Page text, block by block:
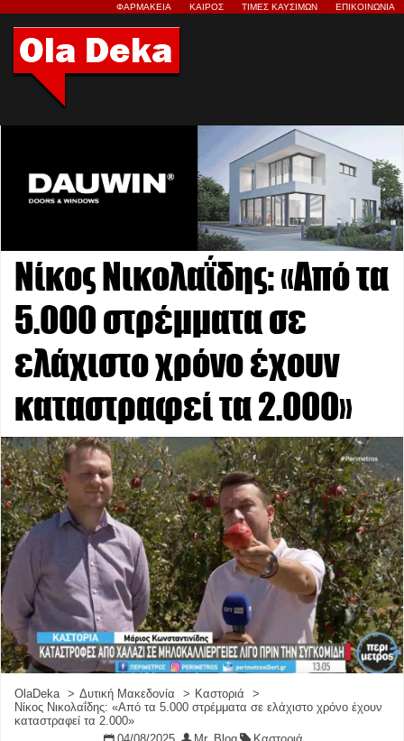
ΦΑΡΜΑΚΕΙΑ ΚΑΙΡΟΣ ΤΙΜΕΣ ΚΑΥΣΙΜΩΝ ΕΠΙΚΟΙΝΩΝΙΑ
Νίκος Νικολαΐδης: «Από τα
5.000 στρέμματα σε
ελάχιστο χρόνο έχουν
καταστραφεί τα 2.000»
OlaDeka Δυτική Μακεδονία
Καστοριά
Νίκος Νικολαΐδης: «Από τα 5.000 στρέμματα σε ελάχιστο χρόνο έχουν
καταστραφεί τα 2.000»